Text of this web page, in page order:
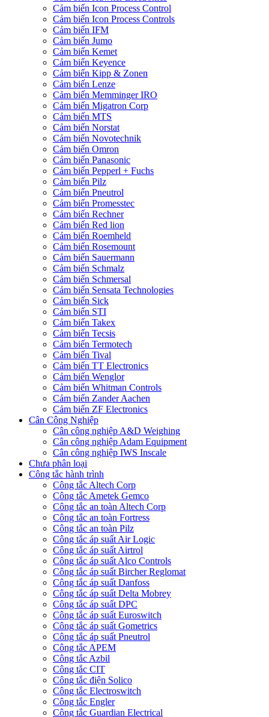
Cảm biến Icon Process Control
Cảm biến Icon Process Controls
Cảm biến IFM
Cảm biến Jumo
Cảm biến Kemet
Cảm biến Keyence
Cảm biến Kipp & Zonen
Cảm biến Lenze
Cảm biến Memminger IRO
Cảm biến Migatron Corp
Cảm biến MTS
Cảm biến Norstat
Cảm biến Novotechnik
Cảm biến Omron
Cảm biến Panasonic
Cảm biến Pepperl + Fuchs
Cảm biến Pilz
Cảm biến Pneutrol
Cảm biến Promesstec
Cảm biến Rechner
Cảm biến Red lion
Cảm biến Roemheld
Cảm biến Rosemount
Cảm biến Sauermann
Cảm biến Schmalz
Cảm biến Schmersal
Cảm biến Sensata Technologies
Cảm biến Sick
Cảm biến STI
Cảm biến Takex
Cảm biến Tecsis
Cảm biến Termotech
Cảm biến Tival
Cảm biến TT Electronics
Cảm biến Wenglor
Cảm biến Whitman Controls
Cảm biến Zander Aachen
Cảm biến ZF Electronics
Cân Công Nghiệp
Cân công nghiệp A&D Weighing
Cân công nghiệp Adam Equipment
Cân công nghiệp IWS Inscale
Chưa phân loại
Công tắc hành trình
Công tắc Altech Corp
Công tắc Ametek Gemco
Công tắc an toàn Altech Corp
Công tắc an toàn Fortress
Công tắc an toàn Pilz
Công tắc áp suất Air Logic
Công tắc áp suất Airtrol
Công tắc áp suất Alco Controls
Công tắc áp suất Bircher Reglomat
Công tắc áp suất Danfoss
Công tắc áp suất Delta Mobrey
Công tắc áp suất DPC
Công tắc áp suất Euroswitch
Công tắc áp suất Gometrics
Công tắc áp suất Pneutrol
Công tắc APEM
Công tắc Azbil
Công tắc CIT
Công tắc điện Solico
Công tắc Electroswitch
Công tắc Engler
Công tắc Guardian Electrical